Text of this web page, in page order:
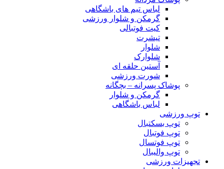
لباس تیم های باشگاهی
گرمکن و شلوار ورزشی
کیت فوتبالی
تیشرت
شلوار
شلوارک
آستین حلقه ای
شورت ورزشی
پوشاک پسرانه – بچگانه
گرمکن و شلوار
لباس باشگاهی
توپ ورزشی
توپ بسکتبال
توپ فوتبال
توپ فوتسال
توپ والیبال
تجهیزات ورزشی